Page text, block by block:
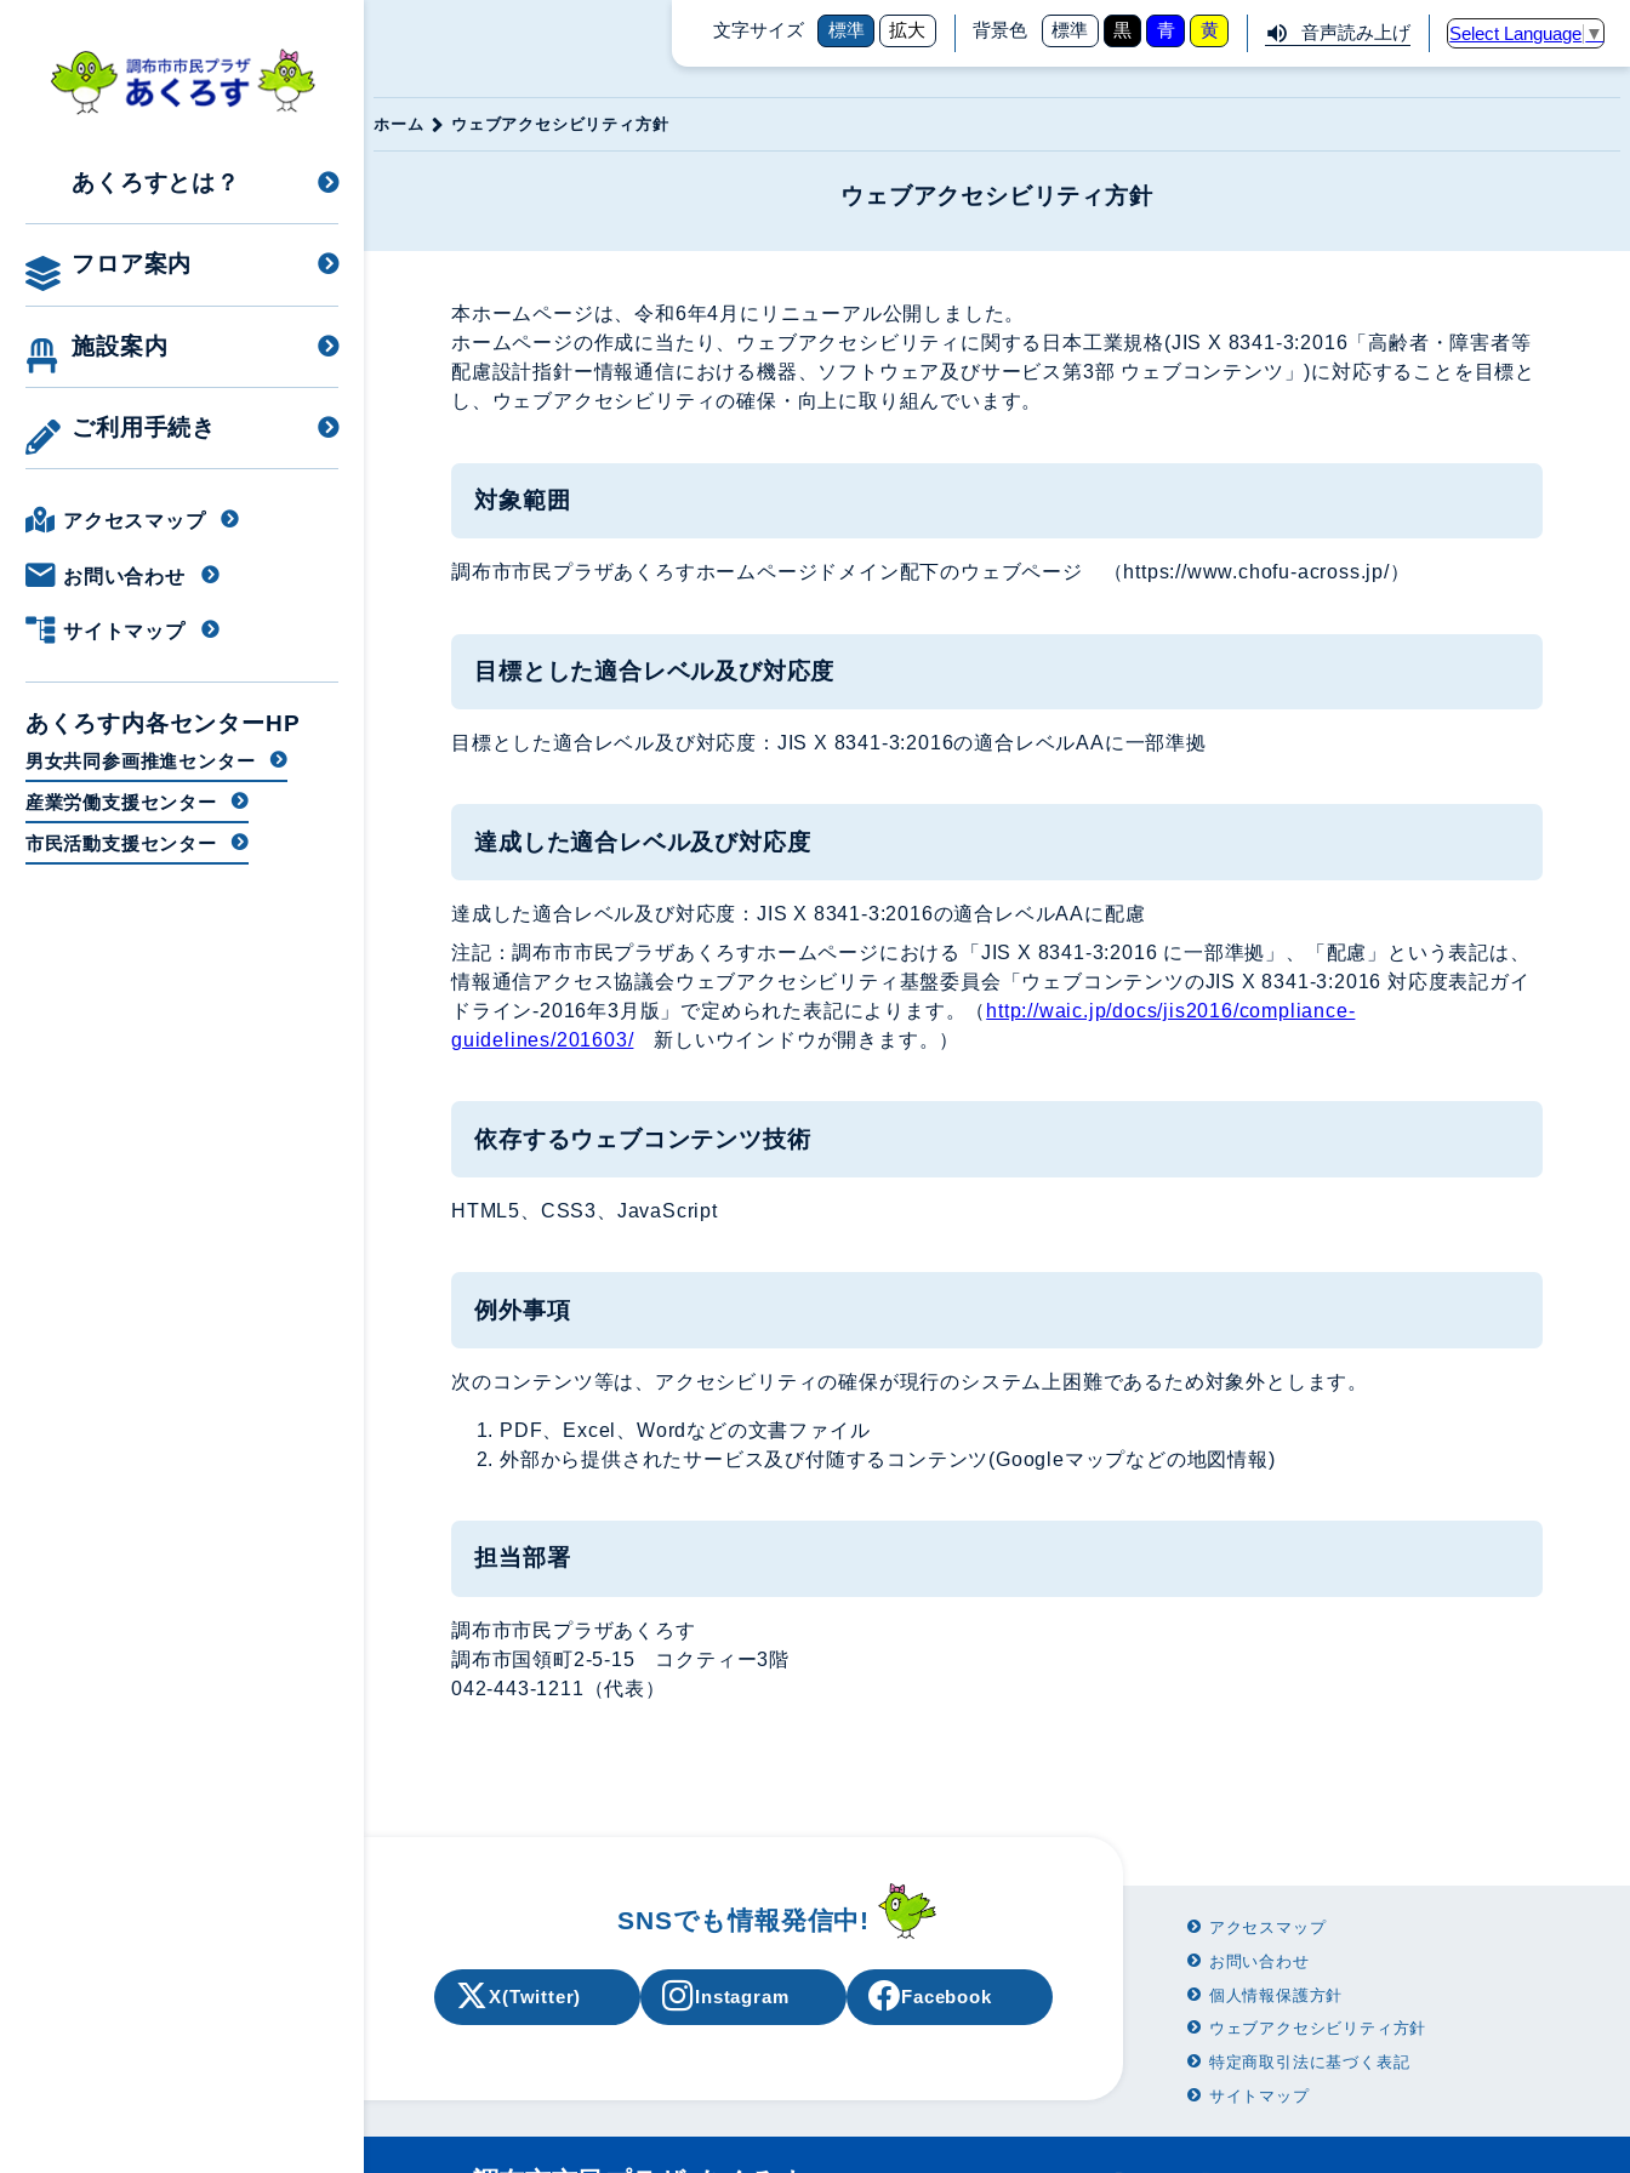
あくろすとは？
フロア案内
施設案内
ご利用手続き
アクセスマップ
お問い合わせ
サイトマップ
あくろす内各センターHP
男女共同参画推進センター
産業労働支援センター
市民活動支援センター
文字サイズ 標準 拡大 背景色 標準 黒 青 黄 音声読み上げ Select Language ▼
ホーム ウェブアクセシビリティ方針
ウェブアクセシビリティ方針
本ホームページは、令和6年4月にリニューアル公開しました。
ホームページの作成に当たり、ウェブアクセシビリティに関する日本工業規格(JIS X 8341-3:2016「高齢者・障害者等
配慮設計指針ー情報通信における機器、ソフトウェア及びサービス第3部 ウェブコンテンツ」)に対応することを目標と
し、ウェブアクセシビリティの確保・向上に取り組んでいます。
対象範囲
調布市市民プラザあくろすホームページドメイン配下のウェブページ （https://www.chofu-across.jp/）
目標とした適合レベル及び対応度
目標とした適合レベル及び対応度：JIS X 8341-3:2016の適合レベルAAに一部準拠
達成した適合レベル及び対応度
達成した適合レベル及び対応度：JIS X 8341-3:2016の適合レベルAAに配慮
注記：調布市市民プラザあくろすホームページにおける「JIS X 8341-3:2016 に一部準拠」、「配慮」という表記は、
情報通信アクセス協議会ウェブアクセシビリティ基盤委員会「ウェブコンテンツのJIS X 8341-3:2016 対応度表記ガイ
ドライン-2016年3月版」で定められた表記によります。（ http://waic.jp/docs/jis2016/compliance-
guidelines/201603/新しいウインドウが開きます。）
依存するウェブコンテンツ技術
HTML5、CSS3、JavaScript
例外事項
次のコンテンツ等は、アクセシビリティの確保が現行のシステム上困難であるため対象外とします。
PDF、Excel、Wordなどの文書ファイル
外部から提供されたサービス及び付随するコンテンツ(Googleマップなどの地図情報)
担当部署
調布市市民プラザあくろす
調布市国領町2-5-15 コクティー3階
042-443-1211（代表）
SNSでも情報発信中!
X(Twitter) Instagram Facebook
アクセスマップ
お問い合わせ
個人情報保護方針
ウェブアクセシビリティ方針
特定商取引法に基づく表記
サイトマップ